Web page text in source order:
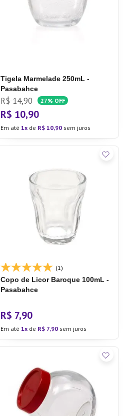
Tigela Marmelade 250mL -
Pasabahce
R$ 14,90 27% OFF
R$ 10,90
Em até 1 de R$ 10,90sem juros
(1)
Copo de Licor Baroque 100mL -
Pasabahce
R$ 7,90
Em até 1 de R$ 7,90sem juros